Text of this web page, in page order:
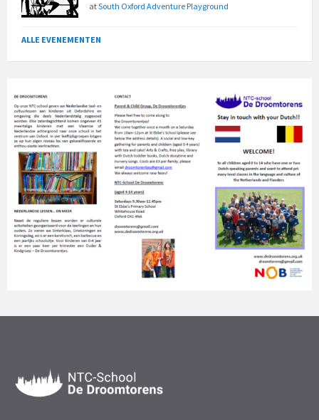
atSouth Oxford Adventure Playground
ALLE EVENEMENTEN